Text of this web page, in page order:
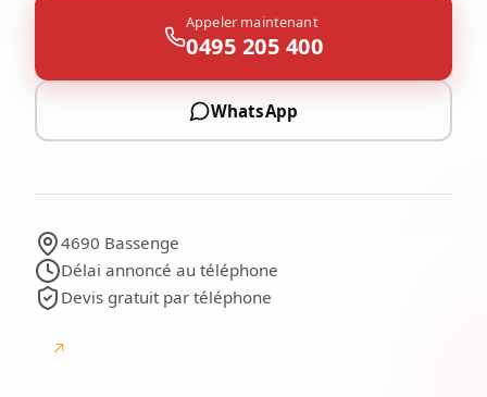
Appeler maintenant
0495 205 400
WhatsApp
4690 Bassenge
Délai annoncé au téléphone
Devis gratuit par téléphone
↗